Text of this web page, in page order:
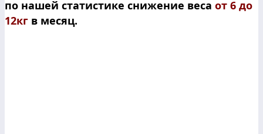
по нашей статистике снижение веса от 6 до
12кг в месяц.